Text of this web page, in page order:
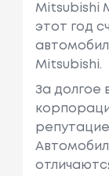
Mitsubishi
этот год
Mitsubishi.
За долгое